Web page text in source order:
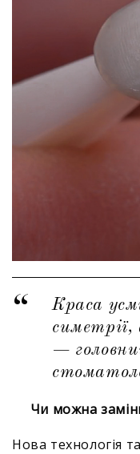
Краса
симетрії,
—
Чи можна
Нова технологія